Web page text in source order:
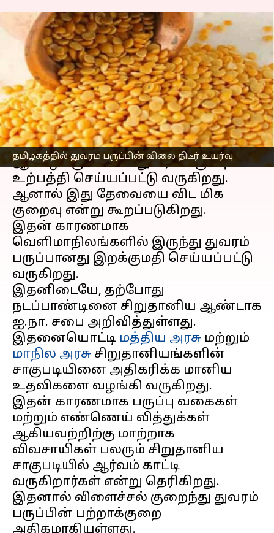
தமிழகத்தில் துவரம் பருப்பின் விலை திடீர் உயர்வு
தமிழகத்தில் துவரம்
பருப்பின் விலை திடீர்
உயர்வு
எழுதியவர் Nivetha P Jun 09, 2023 08:23 pm
செய்தி முன்னோட்டம்
தமிழ்நாடுமாநிலத்தில் தற்போது
ஆண்டுக்கு 600 டன் துவரம் பருப்பு
உற்பத்தி செய்யப்பட்டு வருகிறது.
ஆனால் இது தேவையை விட மிக
குறைவு என்று கூறப்படுகிறது.
இதன் காரணமாக
வெளிமாநிலங்களில் இருந்து துவரம்
பருப்பானது இறக்குமதி செய்யப்பட்டு
வருகிறது.
இதனிடையே, தற்போது
நடப்பாண்டினை சிறுதானிய ஆண்டாக
ஐ.நா. சபை அறிவித்துள்ளது.
இதனையொட்டி மத்திய அரசு மற்றும்
மாநில அரசு சிறுதானியங்களின்
சாகுபடியினை அதிகரிக்க மானிய
உதவிகளை வழங்கி வருகிறது.
இதன் காரணமாக பருப்பு வகைகள்
மற்றும் எண்ணெய் வித்துக்கள்
ஆகியவற்றிற்கு மாற்றாக
விவசாயிகள் பலரும் சிறுதானிய
சாகுபடியில் ஆர்வம் காட்டி
வருகிறார்கள் என்று தெரிகிறது.
இதனால் விளைச்சல் குறைந்து துவரம்
பருப்பின் பற்றாக்குறை